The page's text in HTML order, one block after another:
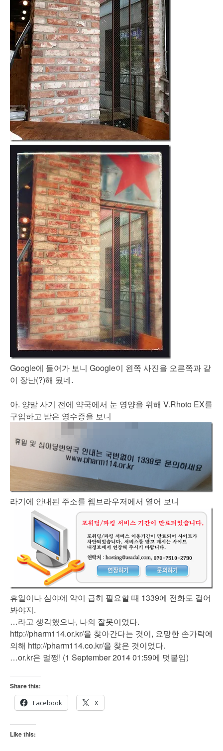
Google에 들어가 보니 Google이 왼쪽 사진을 오른쪽과 같
이 장난(?)해 뒀네.
아. 양말 사기 전에 약국에서 눈 영양을 위해 V.Rhoto EX를
구입하고 받은 영수증을 보니
라기에 안내된 주소를 웹브라우저에서 열어 보니
휴일이나 심야에 약이 급히 필요할 때 1339에 전화도 걸어
봐야지.
…라고 생각했으나, 나의 잘못이었다.
http://pharm114.or.kr/을 찾아간다는 것이, 요망한 손가락에
의해 http://pharm114.co.kr/을 찾은 것이었다.
…or.kr은 멀쩡! (1 September 2014 01:59에 덧붙임)
Share this:
Facebook
X
Like this: